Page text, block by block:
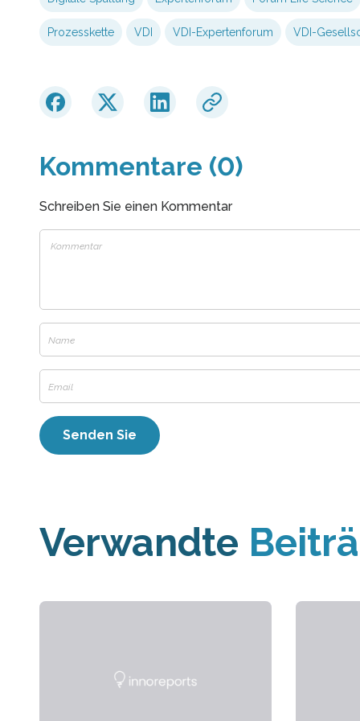
Prozesskette VDI VDI-Expertenforum VDI-
Kommentare (0)
Schreiben Sie einen Kommentar
Verwandte